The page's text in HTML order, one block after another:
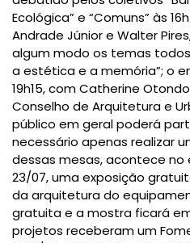
Ecológica” e “Comuns” às
Andrade Júnior e Walter
algum modo os temas
a estética e a memória”; o
19h15, com Catherine
Conselho de Arquitetura e
público em geral poderá
necessário apenas realizar
dessas mesas, acontece no
23/07, uma exposição
da arquitetura do
gratuitae a mostra ficará
projetos receberam um